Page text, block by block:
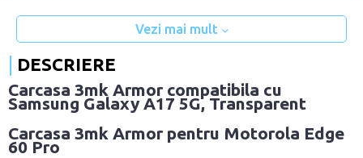
Vezi mai mult
DESCRIERE
Carcasa 3mk Armor compatibila cu
Samsung Galaxy A17 5G, Transparent
Carcasa 3mk Armor pentru Motorola Edge
60 Pro